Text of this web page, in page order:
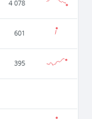
4 078
601
395